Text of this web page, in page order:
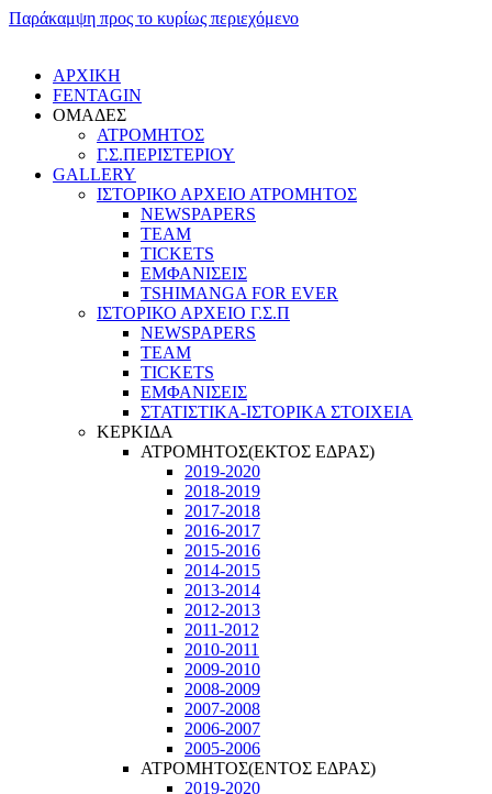
Παράκαμψη προς το κυρίως περιεχόμενο
ΑΡΧΙΚΗ
FENTAGIN
ΟΜΑΔΕΣ
ΑΤΡΟΜΗΤΟΣ
Γ.Σ.ΠEΡΙΣΤΕΡΙΟΥ
GALLERY
ΙΣΤΟΡΙΚΟ ΑΡΧΕΙΟ ΑΤΡΟΜΗΤΟΣ
NEWSPAPERS
TEAM
TICKETS
ΕΜΦΑΝΙΣΕΙΣ
TSHIMANGA FOR EVER
ΙΣΤΟΡΙΚΟ ΑΡΧΕΙΟ Γ.Σ.Π
NEWSPAPERS
TEAM
TICKETS
ΕΜΦΑΝΙΣΕΙΣ
ΣΤΑΤΙΣΤΙΚΑ-ΙΣΤΟΡΙΚΑ ΣΤΟΙΧΕΙΑ
ΚΕΡΚΙΔΑ
ΑΤΡΟΜΗΤΟΣ(ΕΚΤΟΣ ΕΔΡΑΣ)
2019-2020
2018-2019
2017-2018
2016-2017
2015-2016
2014-2015
2013-2014
2012-2013
2011-2012
2010-2011
2009-2010
2008-2009
2007-2008
2006-2007
2005-2006
ΑΤΡΟΜΗΤΟΣ(ΕΝΤΟΣ ΕΔΡΑΣ)
2019-2020